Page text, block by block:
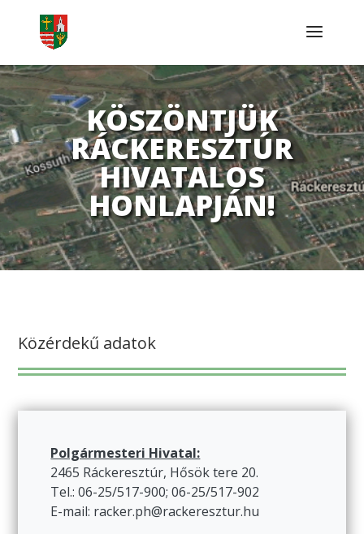
KÖSZÖNTJÜK
RÁCKERESZTÚR
HIVATALOS
HONLAPJÁN!
Közérdekű adatok
Polgármesteri Hivatal:
2465 Ráckeresztúr, Hősök tere 20.
Tel.: 06-25/517-900; 06-25/517-902
E-mail: racker.ph@rackeresztur.hu